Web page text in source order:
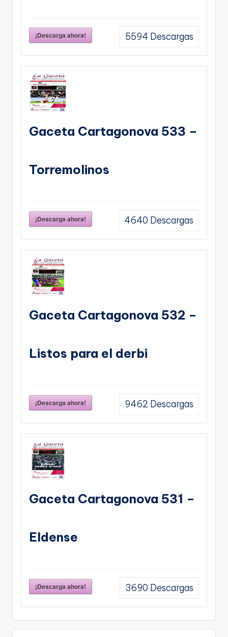
¡Descarga ahora! 5594 Descargas
Gaceta Cartagonova 533 –
Torremolinos
¡Descarga ahora! 4640 Descargas
Gaceta Cartagonova 532 –
Listos para el derbi
¡Descarga ahora! 9462 Descargas
Gaceta Cartagonova 531 –
Eldense
¡Descarga ahora! 3690 Descargas